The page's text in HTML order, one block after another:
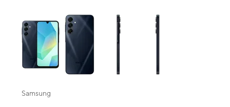
This carousel contains a column of small thumbnails. Selecting a
Samsung